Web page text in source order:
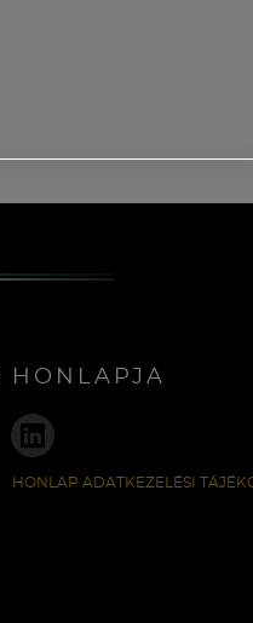
HONLAPJA
HONLAP ADATKEZELÉSI